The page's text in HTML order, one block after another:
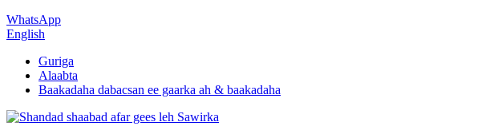
WhatsApp
English
Guriga
Alaabta
Baakadaha dabacsan ee gaarka ah & baakadaha